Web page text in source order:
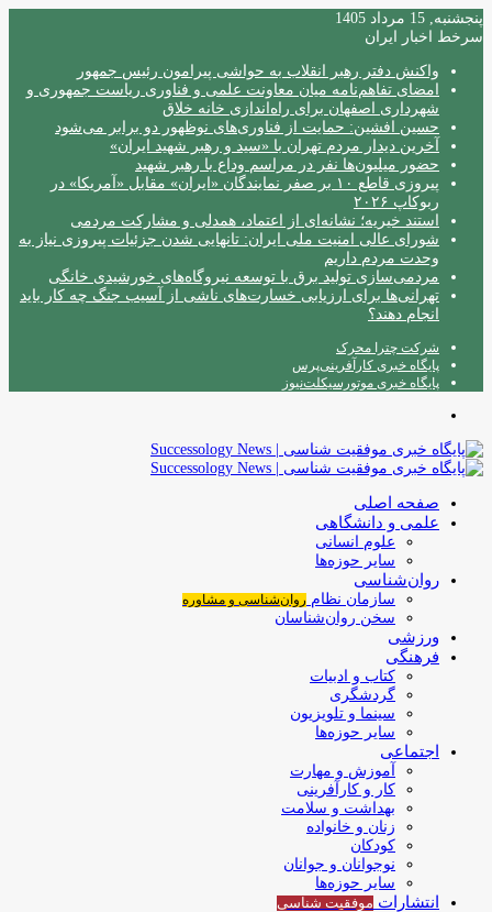
پنجشنبه, 15 مرداد 1405
سرخط اخبار ایران
واکنش دفتر رهبر انقلاب به حواشی پیرامون رئیس جمهور
امضای تفاهم‌نامه میان معاونت علمی و فناوری ریاست جمهوری و
شهرداری اصفهان برای راه‌اندازی خانه خلاق
حسین افشین: حمایت از فناوری‌های نوظهور دو برابر می‌شود
آخرین دیدار مردم تهران با «سید و رهبر شهید ایران»
حضور میلیون‌ها نفر در مراسم وداع با رهبر شهید
پیروزی قاطع ۱۰ بر صفر نمایندگان «ایران» مقابل «آمریکا» در
ربوکاپ ۲۰۲۶
استند خیریه؛ نشانه‌ای از اعتماد، همدلی و مشارکت مردمی
شورای عالی امنیت ملی ایران: تانهایی شدن جزئیات پیروزی نیاز به
وحدت مردم داریم
مردمی‌سازی تولید برق با توسعه نیروگاه‌های خورشیدی خانگی
تهرانی‌ها برای ارزیابی خسارت‌های ناشی از آسیب جنگ چه کار باید
انجام دهند؟
شرکت چترا محرک
پایگاه خبری کارآفرینی‌پرس
پایگاه خبری موتورسیکلت‌نیوز
صفحه اصلی
علمی و دانشگاهی
علوم انسانی
سایر حوزه‌ها
روان‌شناسی
سازمان نظام روان‌شناسی و مشاوره
سخن روان‌شناسان
ورزشی
فرهنگی
کتاب و ادبیات
گردشگری
سینما و تلویزیون
سایر حوزه‌ها
اجتماعی
آموزش و مهارت
کار و کارآفرینی
بهداشت و سلامت
زنان و خانواده
کودکان
نوجوانان و جوانان
سایر حوزه‌ها
انتشارات موفقیت‌ شناسی